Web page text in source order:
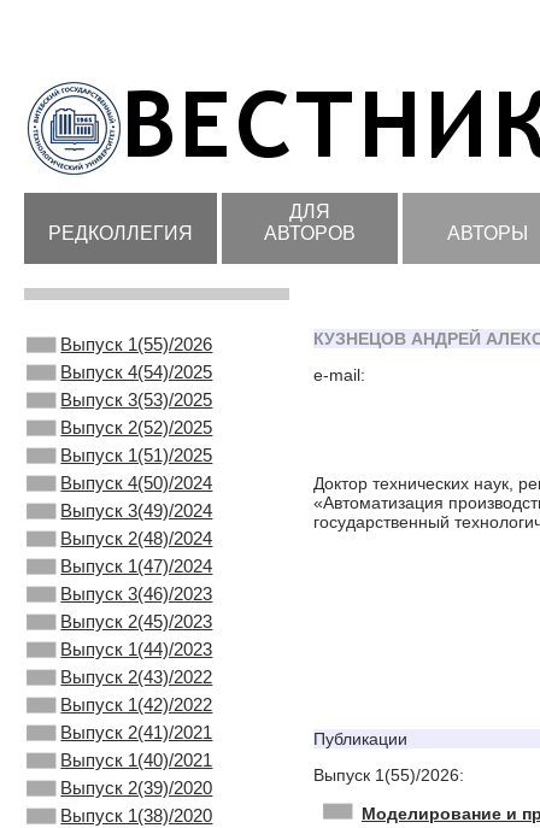
РЕДКОЛЛЕГИЯ
ДЛЯ
АВТОРОВ
АВТОРЫ
Выпуск 1(55)/2026
Выпуск 4(54)/2025
Выпуск 3(53)/2025
Выпуск 2(52)/2025
Выпуск 1(51)/2025
Выпуск 4(50)/2024
Выпуск 3(49)/2024
Выпуск 2(48)/2024
Выпуск 1(47)/2024
Выпуск 3(46)/2023
Выпуск 2(45)/2023
Выпуск 1(44)/2023
Выпуск 2(43)/2022
Выпуск 1(42)/2022
Выпуск 2(41)/2021
Выпуск 1(40)/2021
Выпуск 2(39)/2020
Выпуск 1(38)/2020
КУЗНЕЦОВ АНДРЕЙ
e-mail:
Доктор технических наук,
«Автоматизация
государственный
Публикации
Выпуск 1(55)/2026:
Моделирование и